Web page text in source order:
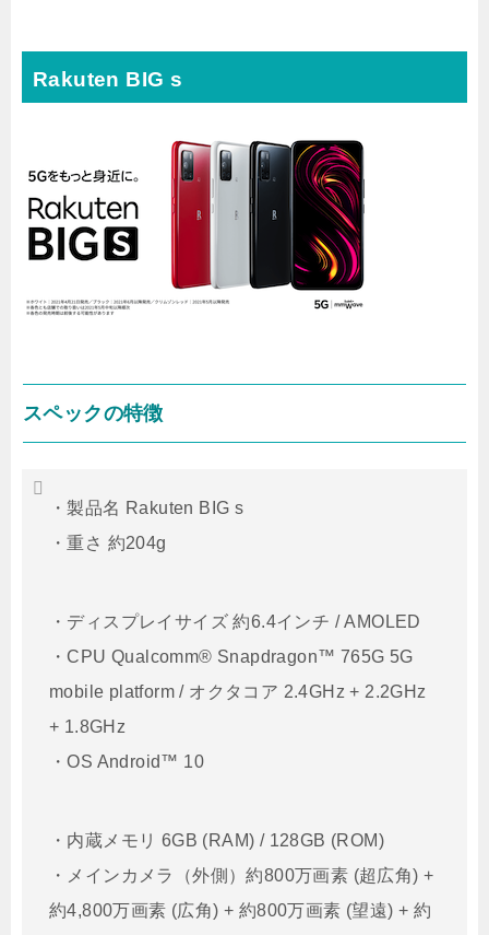
Rakuten BIG s
スペックの特徴
・製品名 Rakuten BIG s
・重さ 約204g
・ディスプレイサイズ 約6.4インチ / AMOLED
・CPU Qualcomm® Snapdragon™ 765G 5G
mobile platform / オクタコア 2.4GHz + 2.2GHz
+ 1.8GHz
・OS Android™ 10
・内蔵メモリ 6GB (RAM) / 128GB (ROM)
・メインカメラ（外側）約800万画素 (超広角) +
約4,800万画素 (広角) + 約800万画素 (望遠) + 約